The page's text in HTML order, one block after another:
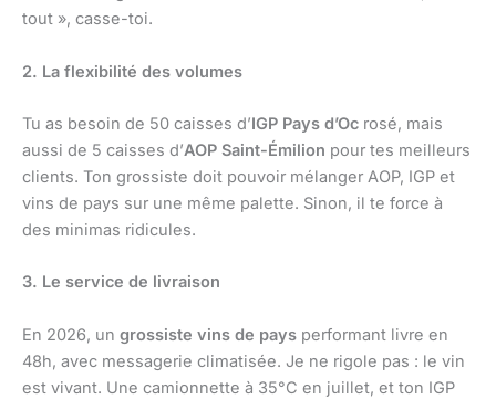
tout », casse-toi.
2. La flexibilité des volumes
Tu as besoin de 50 caisses d’IGP Pays d’Oc rosé, mais
aussi de 5 caisses d’AOP Saint-Émilion pour tes meilleurs
clients. Ton grossiste doit pouvoir mélanger AOP, IGP et
vins de pays sur une même palette. Sinon, il te force à
des minimas ridicules.
3. Le service de livraison
En 2026, un grossiste vins de pays performant livre en
48h, avec messagerie climatisée. Je ne rigole pas : le vin
est vivant. Une camionnette à 35°C en juillet, et ton IGP